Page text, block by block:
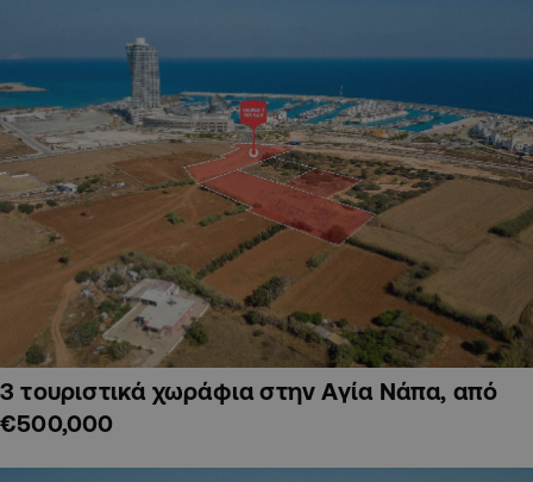
3 τουριστικά χωράφια στην Αγία Νάπα, από
€500,000